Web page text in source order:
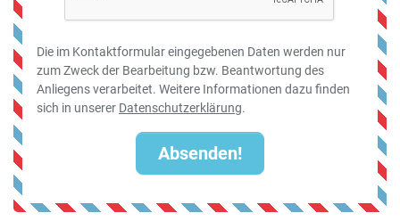
Die im Kontaktformular eingegebenen Daten werden nur
zum Zweck der Bearbeitung bzw. Beantwortung des
Anliegens verarbeitet. Weitere Informationen dazu finden
sich in unserer Datenschutzerklärung.
Absenden!